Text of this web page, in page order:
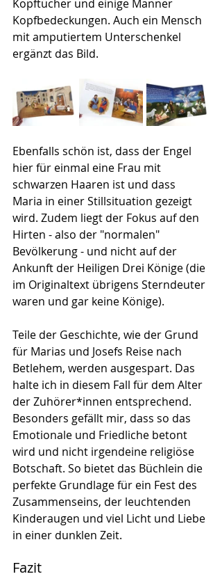
Kopftücher und einige Männer
Kopfbedeckungen. Auch ein Mensch
mit amputiertem Unterschenkel
ergänzt das Bild.
Ebenfalls schön ist, dass der Engel
hier für einmal eine Frau mit
schwarzen Haaren ist und dass
Maria in einer Stillsituation gezeigt
wird. Zudem liegt der Fokus auf den
Hirten - also der "normalen"
Bevölkerung - und nicht auf der
Ankunft der Heiligen Drei Könige (die
im Originaltext übrigens Sterndeuter
waren und gar keine Könige).
Teile der Geschichte, wie der Grund
für Marias und Josefs Reise nach
Betlehem, werden ausgespart. Das
halte ich in diesem Fall für dem Alter
der Zuhörer*innen entsprechend.
Besonders gefällt mir, dass so das
Emotionale und Friedliche betont
wird und nicht irgendeine religiöse
Botschaft. So bietet das Büchlein die
perfekte Grundlage für ein Fest des
Zusammenseins, der leuchtenden
Kinderaugen und viel Licht und Liebe
in einer dunklen Zeit.
Fazit